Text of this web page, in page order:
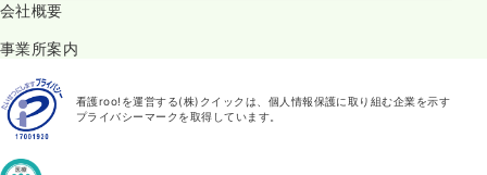
会社概要
事業所案内
看護roo!を運営する(株)クイックは、個人情報保護に取り組む企業を示す
プライバシーマークを取得しています。